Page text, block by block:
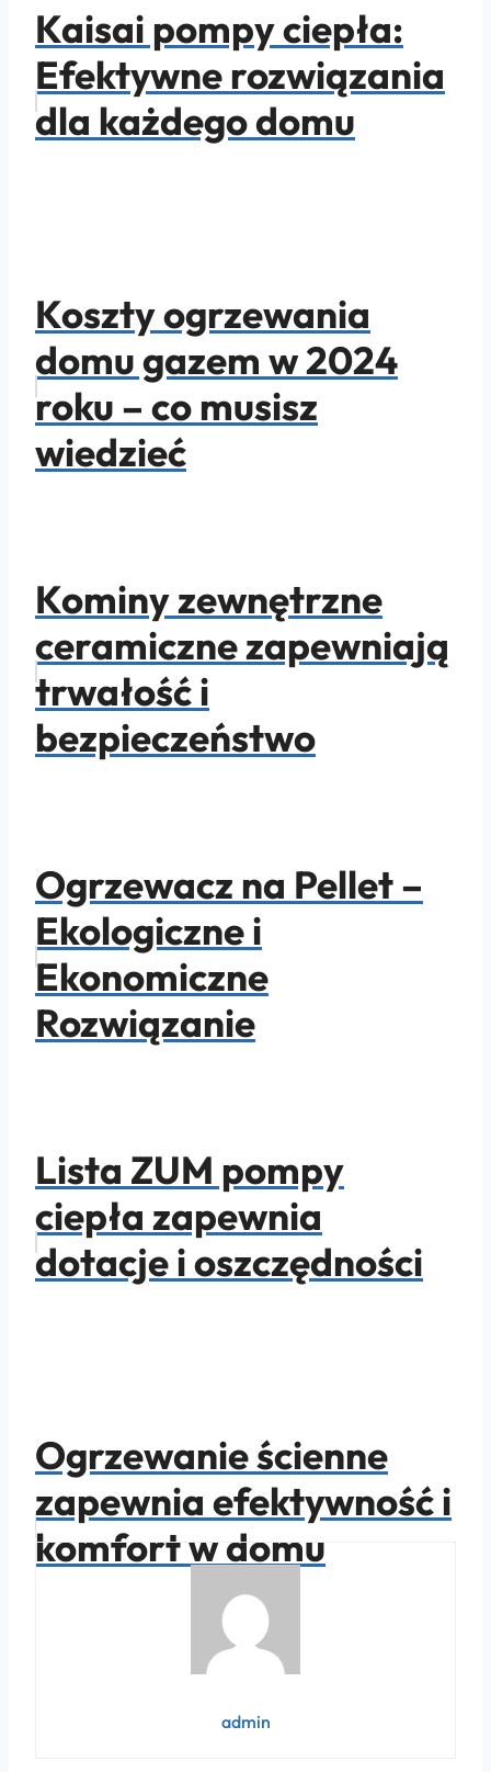
Kaisai pompy ciepła:
Efektywne rozwiązania
dla każdego domu
Koszty ogrzewania
domu gazem w 2024
roku – co musisz
wiedzieć
Kominy zewnętrzne
ceramiczne zapewniają
trwałość i
bezpieczeństwo
Ogrzewacz na Pellet –
Ekologiczne i
Ekonomiczne
Rozwiązanie
Lista ZUM pompy
ciepła zapewnia
dotacje i oszczędności
Ogrzewanie ścienne
zapewnia efektywność i
komfort w domu
admin